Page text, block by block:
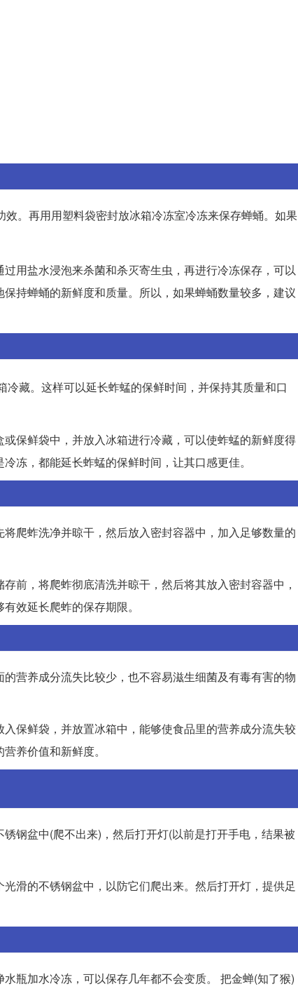
。再用用塑料袋密封放冰箱冷冻室冷冻来保存蝉蛹。如果
用盐水浸泡来杀菌和杀灭寄生虫，再进行冷冻保存，可以
持蝉蛹的新鲜度和质量。所以，如果蝉蛹数量较多，建议
藏。这样可以延长蚱蜢的保鲜时间，并保持其质量和口
保鲜袋中，并放入冰箱进行冷藏，可以使蚱蜢的新鲜度得
冻，都能延长蚱蜢的保鲜时间，让其口感更佳。
爬蚱洗净并晾干，然后放入密封容器中，加入足够数量的
前，将爬蚱彻底清洗并晾干，然后将其放入密封容器中，
效延长爬蚱的保存期限。
营养成分流失比较少，也不容易滋生细菌及有毒有害的物
保鲜袋，并放置冰箱中，能够使食品里的营养成分流失较
养价值和新鲜度。
钢盆中(爬不出来)，然后打开灯(以前是打开手电，结果被
滑的不锈钢盆中，以防它们爬出来。然后打开灯，提供足
瓶加水冷冻，可以保存几年都不会变质。 把金蝉(知了猴)